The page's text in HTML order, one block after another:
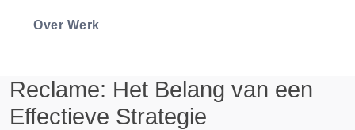
Over Werk
Reclame: Het Belang van een
Effectieve Strategie